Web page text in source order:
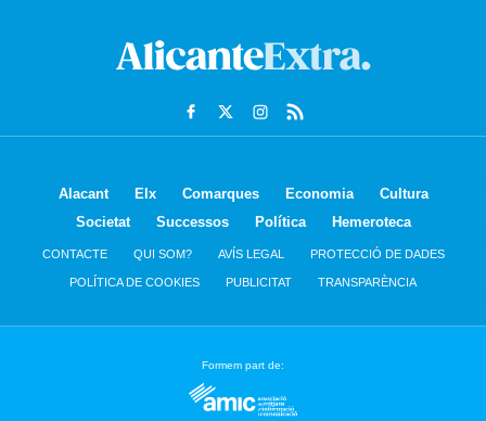
Alacant Elx Comarques Economia
Cultura
Societat
Successos Política Hemeroteca
CONTACTE QUI SOM? AVÍS LEGAL PROTECCIÓ DE DADES
POLÍTICA DE COOKIES PUBLICITAT TRANSPARÈNCIA
Formem part de: